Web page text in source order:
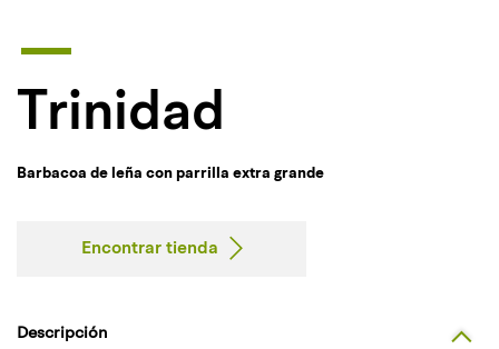
Trinidad
Barbacoa de leña con parrilla extra grande
Encontrar tienda
Descripción